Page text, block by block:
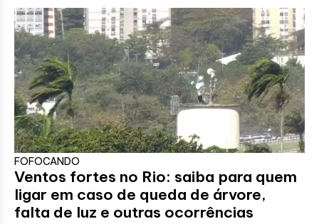
FOFOCANDO
Ventos fortes no Rio: saiba para quem
ligar em caso de queda de árvore,
falta de luz e outras ocorrências